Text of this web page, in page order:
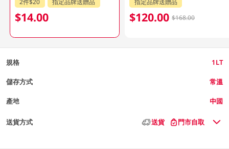
$14.00 $120.00 $168.00
規格 1LT
儲存方式 常溫
產地 中國
送貨方式 送貨 門市自取